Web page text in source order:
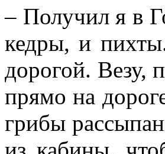
– Получил я в
кедры, и
дорогой. Везу,
прямо на
грибы